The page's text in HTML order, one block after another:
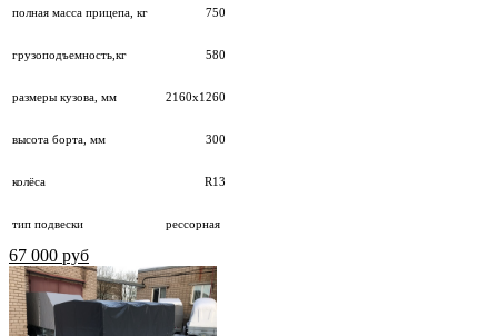
полная масса прицепа, кг 750
грузоподъемность,кг 580
размеры кузова, мм 2160х1260
высота борта, мм 300
колёса R13
тип подвески рессорная
67 000 руб